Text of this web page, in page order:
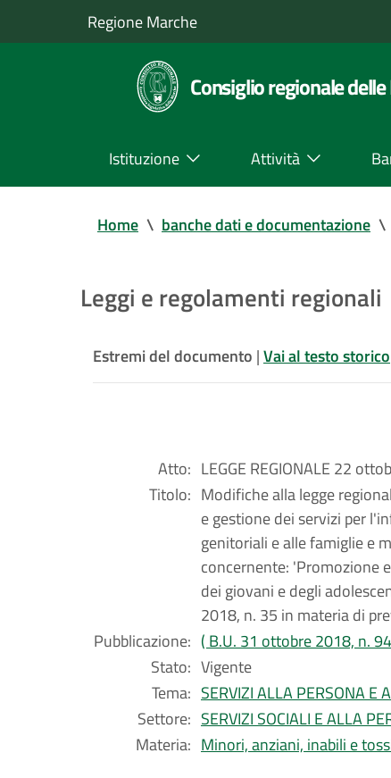
Regione Marche
Consiglio regionale
Istituzione Attività
Home \ banche dati e documentazione \
Leggi e regolamenti regionali
Estremi del documento |Vai al testo storico
Atto: LEGGE REGIONALE 22
Titolo: Modifiche alla legge
e gestione dei servizi per
genitoriali e alle famiglie e
concernente: 'Promozione
dei giovani e degli
2018, n. 35 in materia di
Pubblicazione: ( B.U. 31 ottobre 2018, n.
Stato: Vigente
Tema: SERVIZI ALLA PERSONA E
Settore: SERVIZI SOCIALI E ALLA
Materia: Minori, anziani, inabili e